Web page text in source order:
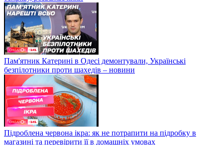
Пам'ятник Катерині в Одесі демонтували, Українські
безпілотники проти шахедів – новини
Підроблена червона ікра: як не потрапити на підробку в
магазині та перевірити її в домашніх умовах